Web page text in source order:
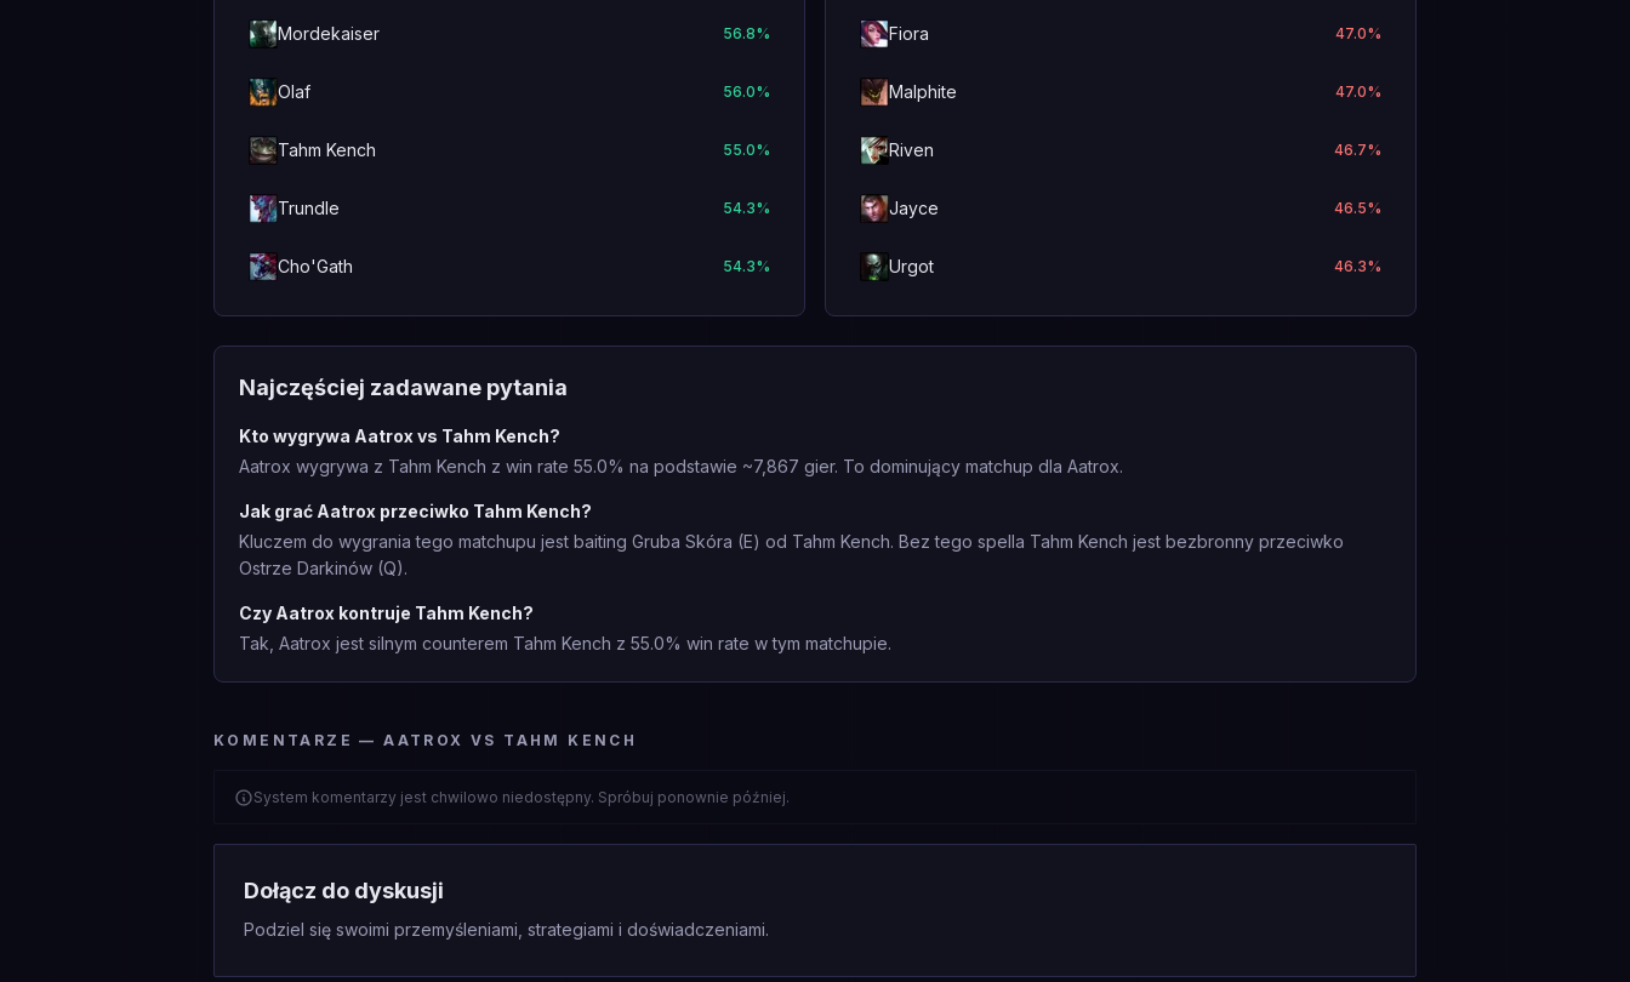
Mordekaiser 56.8%
Olaf 56.0%
Tahm Kench 55.0%
Trundle 54.3%
Cho'Gath 54.3%
Fiora 47.0%
Malphite 47.0%
Riven 46.7%
Jayce 46.5%
Urgot 46.3%
Najczęściej zadawane pytania
Kto wygrywa Aatrox vs Tahm Kench?
Aatrox wygrywa z Tahm Kench z win rate 55.0% na podstawie ~7,867 gier. To dominujący matchup dla Aatrox.
Jak grać Aatrox przeciwko Tahm Kench?
Kluczem do wygrania tego matchupu jest baiting Gruba Skóra (E) od Tahm Kench. Bez tego spella Tahm Kench jest bezbronny przeciwko
Ostrze Darkinów (Q).
Czy Aatrox kontruje Tahm Kench?
Tak, Aatrox jest silnym counterem Tahm Kench z 55.0% win rate w tym matchupie.
KOMENTARZE — AATROX VS TAHM KENCH
System komentarzy jest chwilowo niedostępny. Spróbuj ponownie później.
Dołącz do dyskusji
Podziel się swoimi przemyśleniami, strategiami i doświadczeniami.